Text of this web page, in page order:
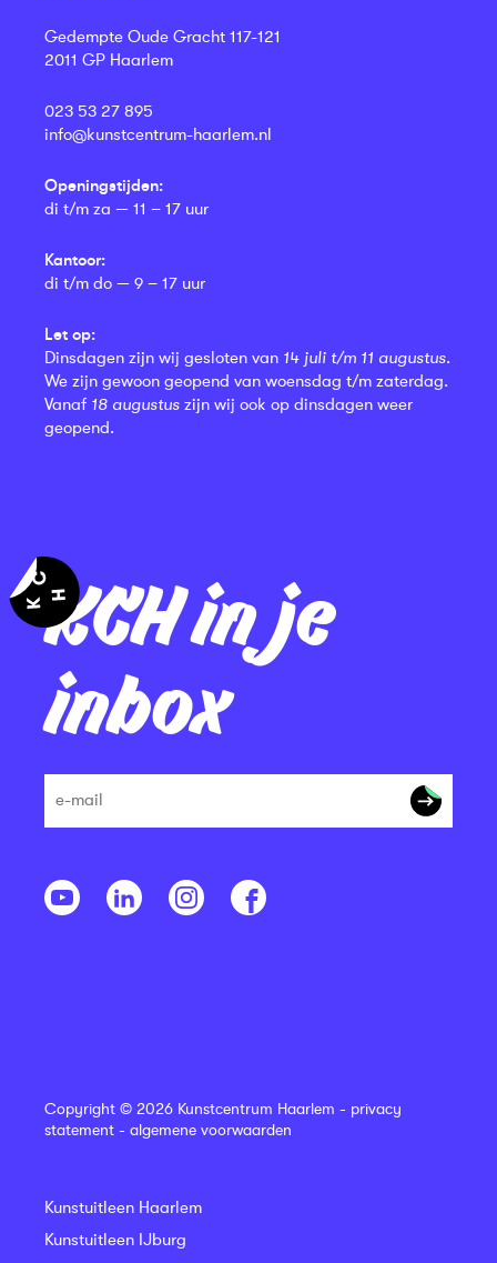
KCH in je
inbox
Gedempte Oude Gracht 117-121
2011 GP Haarlem
023 53 27 895
info@kunstcentrum-haarlem.nl
Openingstijden:
di t/m za — 11 – 17 uur
Kantoor:
di t/m do — 9 – 17 uur
Let op:
Dinsdagen zijn wij gesloten van 14 juli t/m 11 augustus.
We zijn gewoon geopend van woensdag t/m zaterdag.
Vanaf 18 augustus zijn wij ook op dinsdagen weer
geopend.
Copyright © 2026 Kunstcentrum Haarlem - privacy
statement - algemene voorwaarden
Kunstuitleen Haarlem
Kunstuitleen IJburg